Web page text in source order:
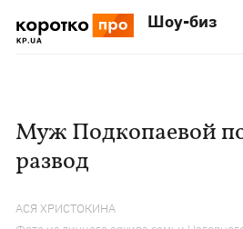
Шоу-биз
Муж Подкопаевой
развод
АСЯ ХРИСТОКИНА